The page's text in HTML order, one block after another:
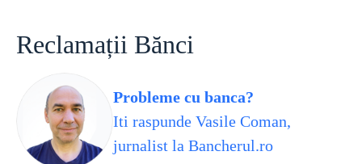
contentReclamații Bănci
Probleme cu banca?
Iti raspunde Vasile Coman,
jurnalist la Bancherul.ro